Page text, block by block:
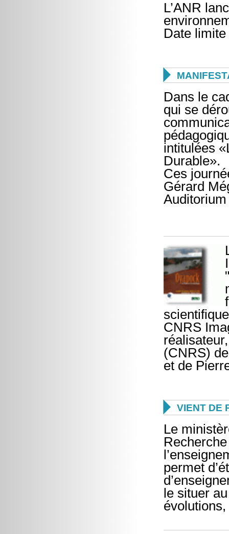
L’ANR
Date

Dans le
qui se
intitulées
Durable».
Ces
Gérard
CNRS
(CNRS)
et de
 VIENT DE
Le
permet
le situer